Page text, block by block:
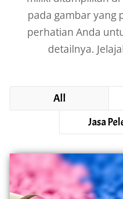
pada gambar yang
perhatian Anda
detailnya.
All
Jasa